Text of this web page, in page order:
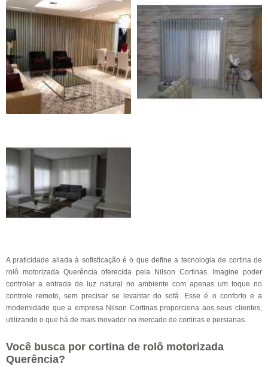
A praticidade aliada à sofisticação é o que define a tecnologia de cortina de
rolô motorizada Querência oferecida pela Nilson Cortinas. Imagine poder
controlar a entrada de luz natural no ambiente com apenas um toque no
controle remoto, sem precisar se levantar do sofá. Esse é o conforto e a
modernidade que a empresa Nilson Cortinas proporciona aos seus clientes,
utilizando o que há de mais inovador no mercado de cortinas e persianas.
Você busca por cortina de rolô motorizada
Querência?